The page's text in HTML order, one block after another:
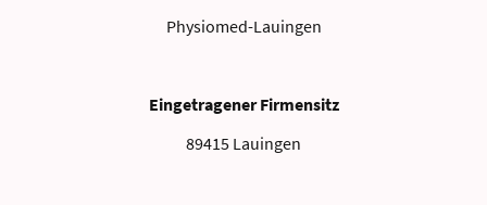
Physiomed-Lauingen
Eingetragener Firmensitz
89415 Lauingen